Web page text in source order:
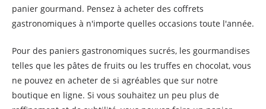
panier gourmand. Pensez à acheter des coffrets
gastronomiques à n'importe quelles occasions toute l'année.
Pour des paniers gastronomiques sucrés, les gourmandises
telles que les pâtes de fruits ou les truffes en chocolat, vous
ne pouvez en acheter de si agréables que sur notre
boutique en ligne. Si vous souhaitez un peu plus de